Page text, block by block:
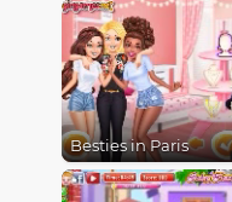
Besties in Paris